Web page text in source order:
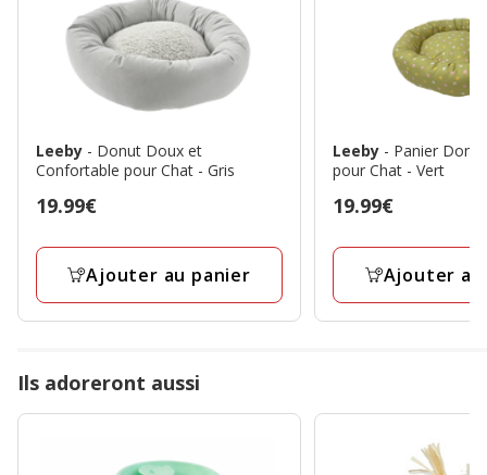
Leeby - Donut Doux et
Confortable pour Chat - Gris
Prix
19.99€
Ajouter au panier
Leeby - Panier
pour Chat - Vert
Prix
19.99€
Ajouter
Ils adoreront aussi